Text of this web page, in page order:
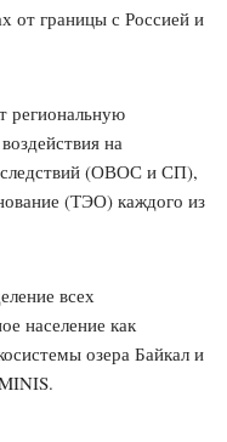
от границы с Россией и
региональную
на
(ОВОС и СП),
(ТЭО) каждого из
всех
население как
озера Байкал и